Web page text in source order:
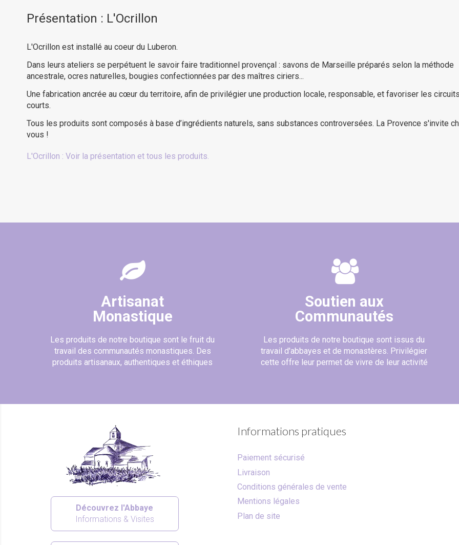
Présentation : L'Ocrillon
L'Ocrillon est installé au coeur du Luberon.
Dans leurs ateliers se perpétuent le savoir faire traditionnel provençal : savons de Marseille préparés selon la méthode
ancestrale, ocres naturelles, bougies confectionnées par des maîtres ciriers...
Une fabrication ancrée au cœur du territoire, afin de privilégier une production locale, responsable, et favoriser les circuits
courts.
Tous les produits sont composés à base d’ingrédients naturels, sans substances controversées. La Provence s'invite
vous !
L'Ocrillon : Voir la présentation et tous les produits.
Artisanat
Monastique
Les produits de notre boutique sont le fruit du
travail des communautés monastiques. Des
produits artisanaux, authentiques et éthiques
Soutien aux
Communautés
Les produits de notre boutique sont issus du
travail d'abbayes et de monastères. Privilégier
cette offre leur permet de vivre de leur activité
Découvrez l'Abbaye
Informations & Visites
Informations pratiques
Paiement sécurisé
Livraison
Conditions générales de vente
Mentions légales
Plan de site